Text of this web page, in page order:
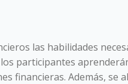
las habilidades
participantes
financieras. Además, se